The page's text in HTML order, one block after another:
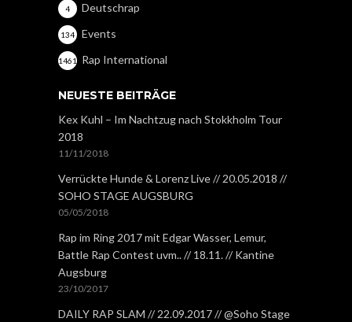
Deutschrap
4
Events
134
Rap International
1461
NEUESTE BEITRÄGE
Kex Kuhl – Im Nachtzug nach Stokkholm Tour
2018
11/11/2018
Verrückte Hunde & Lorenz Live // 20.05.2018 //
SOHO STAGE AUGSBURG
05/05/2018
Rap im Ring 2017 mit Edgar Wasser, Lemur,
Battle Rap Contest uvm.. // 18.11. // Kantine
Augsburg
23/10/2017
DAILY RAP SLAM // 22.09.2017 // @Soho Stage